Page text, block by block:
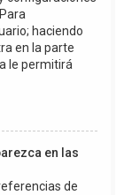
haciendo
en la parte
le permitirá
en las
de